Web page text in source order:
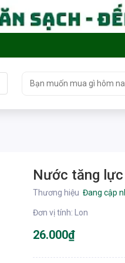
Nước tăng lực
Thương hiệu Đang cập
Đơn vị tính: Lon
26.000₫